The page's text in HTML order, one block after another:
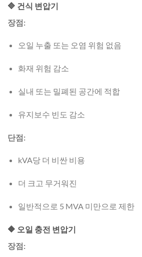
🔷 건식 변압기
장점:
오일 누출 또는 오염 위험 없음
화재 위험 감소
실내 또는 밀폐된 공간에 적합
유지보수 빈도 감소
단점:
kVA당 더 비싼 비용
더 크고 무거워진
일반적으로 5 MVA 미만으로 제한
🔶 오일 충전 변압기
장점: